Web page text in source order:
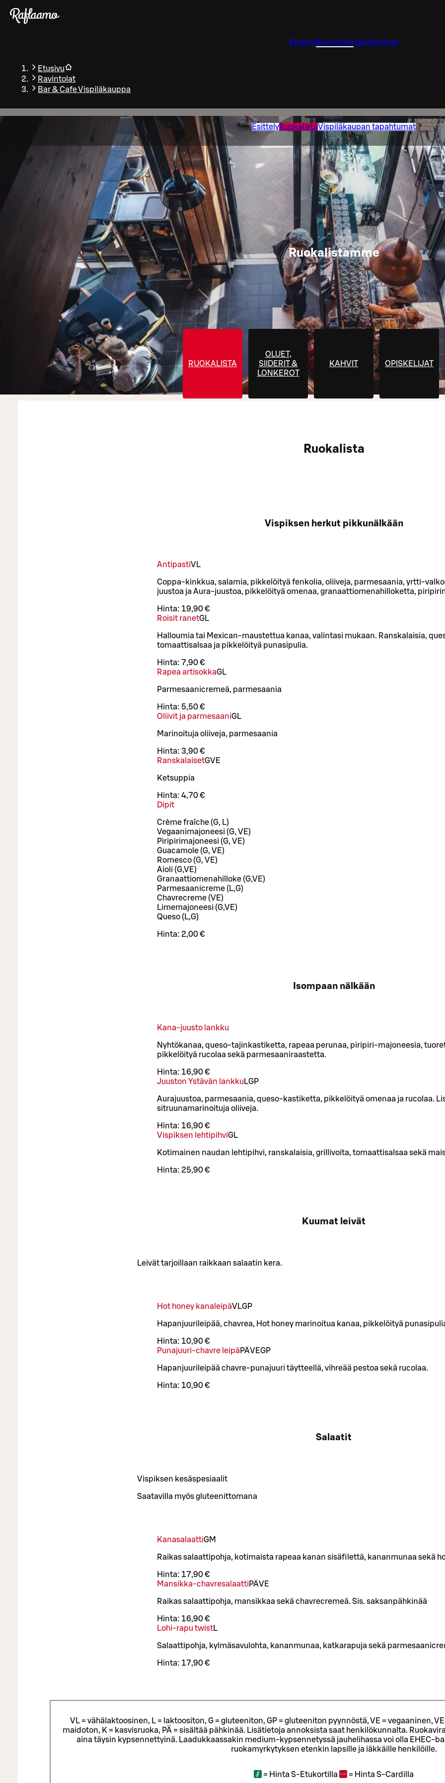
Siirry pääsisältöön
Etusivu RavintolatTapahtumat
Etusivu
Ravintolat
Bar & Cafe Vispiläkauppa
EsittelyRuokalistaVispiläkaupan tapahtumat
Ruokalistamme
RUOKALISTA
OLUET,
SIIDERIT &
LONKEROT
KAHVIT OPISKELIJAT
Ruokalista
Vispiksen herkut pikkunälkään
AntipastiVL
Coppa-kinkkua, salamia, pikkelöityä fenkolia, oliiveja, parmesaania, yrtti-
juustoa ja Aura-juustoa, pikkelöityä omenaa, granaattiomenahilloketta,
Hinta: 19,90 €
Roisit ranetGL
Halloumia tai Mexican-maustettua kanaa, valintasi mukaan. Ranskalaisia,
tomaattisalsaa ja pikkelöityä punasipulia.
Hinta: 7,90 €
Rapea artisokkaGL
Parmesaanicremeä, parmesaania
Hinta: 5,50 €
Oliivit ja parmesaaniGL
Marinoituja oliiveja, parmesaania
Hinta: 3,90 €
RanskalaisetGVE
Ketsuppia
Hinta: 4,70 €
Dipit
Crème fraîche (G, L)
Vegaanimajoneesi (G, VE)
Piripirimajoneesi (G, VE)
Guacamole (G, VE)
Romesco (G, VE)
Aioli (G,VE)
Granaattiomenahilloke (G,VE)
Parmesaanicreme (L,G)
Chavrecreme (VE)
Limemajoneesi (G,VE)
Queso (L,G)
Hinta: 2,00 €
Isompaan nälkään
Kana-juusto lankku
Nyhtökanaa, queso-tajinkastiketta, rapeaa perunaa, piripiri-majoneesia,
pikkelöityä rucolaa sekä parmesaaniraastetta.
Hinta: 16,90 €
Juuston Ystävän lankku LGP
Aurajuustoa, parmesaania, queso-kastiketta, pikkelöityä omenaa ja rucolaa.
sitruunamarinoituja oliiveja.
Hinta: 16,90 €
Vispiksen lehtipihviGL
Kotimainen naudan lehtipihvi, ranskalaisia, grillivoita, tomaattisalsaa sekä
Hinta: 25,90 €
Kuumat leivät
Leivät tarjoillaan raikkaan salaatin kera.
Hot honey kanaleipäVLGP
Hapanjuurileipää, chavrea, Hot honey marinoitua kanaa, pikkelöityä
Hinta: 10,90 €
Punajuuri-chavre leipä PÄVEGP
Hapanjuurileipää chavre-punajuuri täytteellä, vihreää pestoa sekä rucolaa.
Hinta: 10,90 €
Salaatit
Vispiksen kesäspesiaalit
Saatavilla myös gluteenittomana
KanasalaattiGM
Raikas salaattipohja, kotimaista rapeaa kanan sisäfilettä, kananmunaa sekä
Hinta: 17,90 €
Mansikka-chavresalaatti PÄVE
Raikas salaattipohja, mansikkaa sekä chavrecremeä. Sis. saksanpähkinää
Hinta: 16,90 €
Lohi-rapu twistL
Salaattipohja, kylmäsavulohta, kananmunaa, katkarapuja sekä
Hinta: 17,90 €
VL = vähälaktoosinen, L = laktoositon, G = gluteeniton, GP = gluteeniton pyynnöstä, VE = vegaaninen,
maidoton, K = kasvisruoka, PÄ = sisältää pähkinää. Lisätietoja annoksista saat henkilökunnalta.
aina täysin kypsennettyinä. Laadukkaassakin medium-kypsennetyssä jauhelihassa voi olla EHEC-
ruokamyrkytyksen etenkin lapsille ja iäkkäille henkilöille.
= Hinta S-Etukortilla = Hinta S-Cardilla